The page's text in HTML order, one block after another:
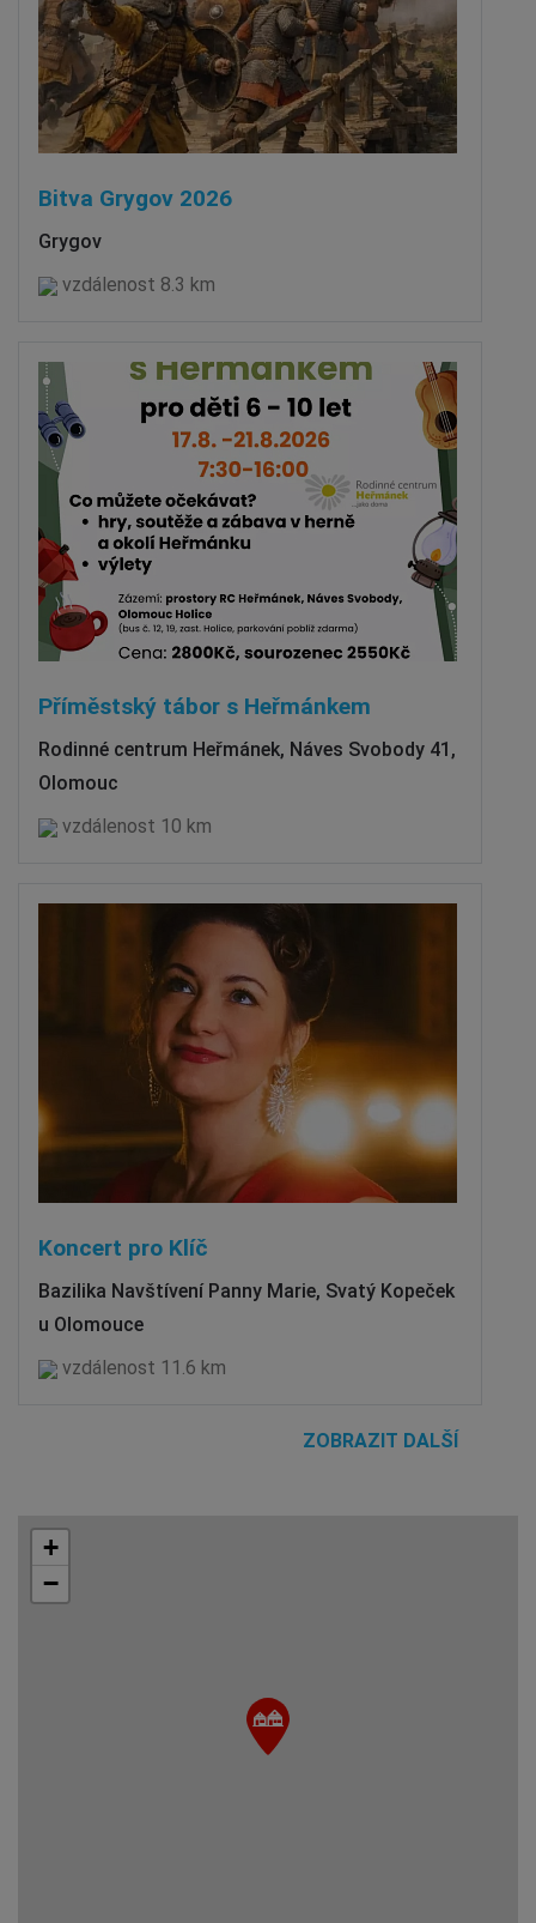
Bitva Grygov 2026
Grygov
vzdálenost 8.3 km
Příměstský tábor s Heřmánkem
Rodinné centrum Heřmánek, Náves Svobody 41,
Olomouc
vzdálenost 10 km
Koncert pro Klíč
Bazilika Navštívení Panny Marie, Svatý Kopeček
u Olomouce
vzdálenost 11.6 km
ZOBRAZIT DALŠÍ
+
−